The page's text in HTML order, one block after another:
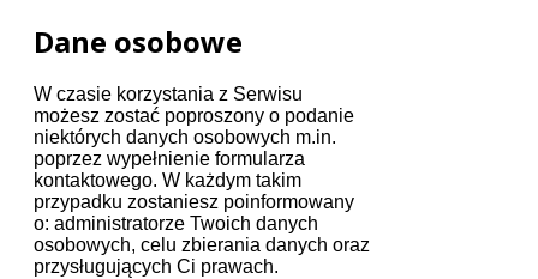
Dane osobowe
W czasie korzystania z Serwisu
możesz zostać poproszony o podanie
niektórych danych osobowych m.in.
poprzez wypełnienie formularza
kontaktowego. W każdym takim
przypadku zostaniesz poinformowany
o: administratorze Twoich danych
osobowych, celu zbierania danych oraz
przysługujących Ci prawach.